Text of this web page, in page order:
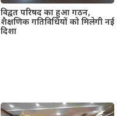
विद्वत परिषद का हुआ गठन,
शैक्षणिक गतिविधियों को मिलेगी नई
दिशा